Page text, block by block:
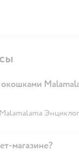
магазине?